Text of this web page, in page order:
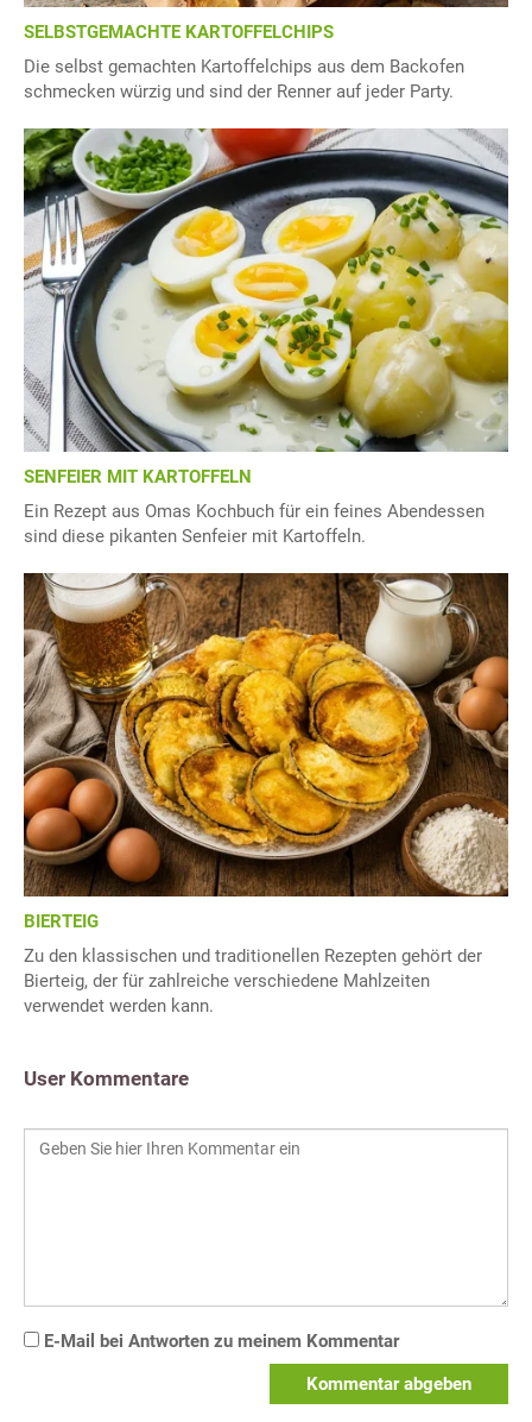
SELBSTGEMACHTE KARTOFFELCHIPS
Die selbst gemachten Kartoffelchips aus dem Backofen
schmecken würzig und sind der Renner auf jeder Party.
SENFEIER MIT KARTOFFELN
Ein Rezept aus Omas Kochbuch für ein feines Abendessen
sind diese pikanten Senfeier mit Kartoffeln.
BIERTEIG
Zu den klassischen und traditionellen Rezepten gehört der
Bierteig, der für zahlreiche verschiedene Mahlzeiten
verwendet werden kann.
User Kommentare
E-Mail bei Antworten zu meinem Kommentar
Kommentar abgeben